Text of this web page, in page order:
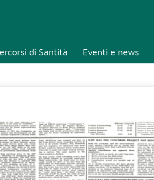
di Santità Eventi e news